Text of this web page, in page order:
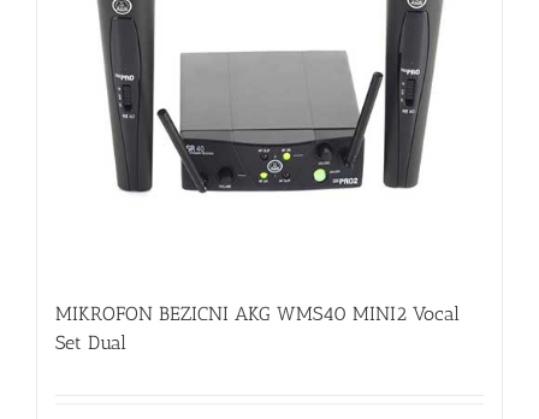
MIKROFON BEZICNI AKG WMS40 MINI2 Vocal
Set Dual